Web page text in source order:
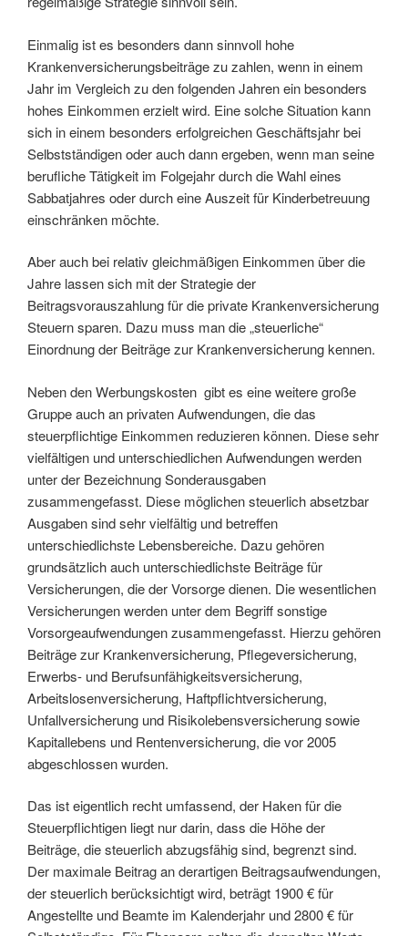
Einmalig ist es besonders dann sinnvoll hohe
Krankenversicherungsbeiträge zu zahlen, wenn in einem
Jahr im Vergleich zu den folgenden Jahren ein besonders
hohes Einkommen erzielt wird. Eine solche Situation kann
sich in einem besonders erfolgreichen Geschäftsjahr bei
Selbstständigen oder auch dann ergeben, wenn man seine
berufliche Tätigkeit im Folgejahr durch die Wahl eines
Sabbatjahres oder durch eine Auszeit für Kinderbetreuung
einschränken möchte.
Aber auch bei relativ gleichmäßigen Einkommen über die
Jahre lassen sich mit der Strategie der
Beitragsvorauszahlung für die private Krankenversicherung
Steuern sparen. Dazu muss man die „steuerliche“
Einordnung der Beiträge zur Krankenversicherung kennen.
Neben den Werbungskosten gibt es eine weitere große
Gruppe auch an privaten Aufwendungen, die das
steuerpflichtige Einkommen reduzieren können. Diese sehr
vielfältigen und unterschiedlichen Aufwendungen werden
unter der Bezeichnung Sonderausgaben
zusammengefasst. Diese möglichen steuerlich absetzbar
Ausgaben sind sehr vielfältig und betreffen
unterschiedlichste Lebensbereiche. Dazu gehören
grundsätzlich auch unterschiedlichste Beiträge für
Versicherungen, die der Vorsorge dienen. Die wesentlichen
Versicherungen werden unter dem Begriff sonstige
Vorsorgeaufwendungen zusammengefasst. Hierzu gehören
Beiträge zur Krankenversicherung, Pflegeversicherung,
Erwerbs- und Berufsunfähigkeitsversicherung,
Arbeitslosenversicherung, Haftpflichtversicherung,
Unfallversicherung und Risikolebensversicherung sowie
Kapitallebens und Rentenversicherung, die vor 2005
abgeschlossen wurden.
Das ist eigentlich recht umfassend, der Haken für die
Steuerpflichtigen liegt nur darin, dass die Höhe der
Beiträge, die steuerlich abzugsfähig sind, begrenzt sind.
Der maximale Beitrag an derartigen Beitragsaufwendungen,
der steuerlich berücksichtigt wird, beträgt 1900 € für
Angestellte und Beamte im Kalenderjahr und 2800 € für